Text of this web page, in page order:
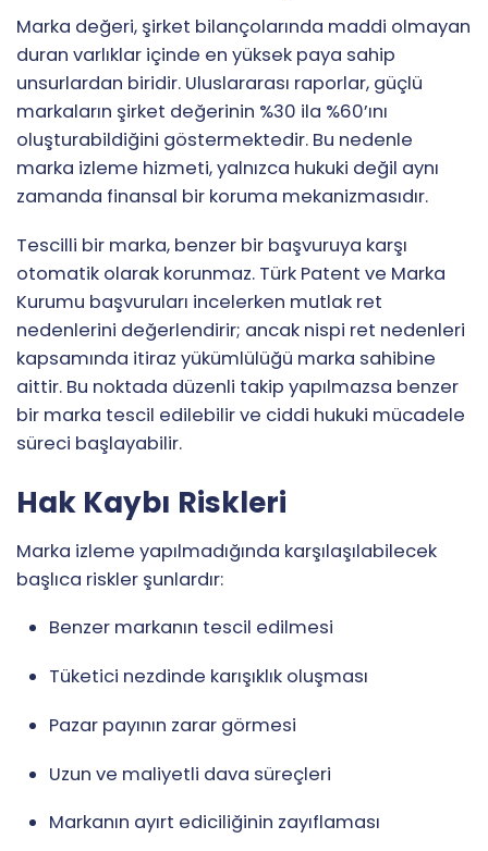
Marka değeri, şirket bilançolarında maddi olmayan
duran varlıklar içinde en yüksek paya sahip
unsurlardan biridir. Uluslararası raporlar, güçlü
markaların şirket değerinin %30 ila %60’ını
oluşturabildiğini göstermektedir. Bu nedenle
marka izleme hizmeti, yalnızca hukuki değil aynı
zamanda finansal bir koruma mekanizmasıdır.
Tescilli bir marka, benzer bir başvuruya karşı
otomatik olarak korunmaz. Türk Patent ve Marka
Kurumu başvuruları incelerken mutlak ret
nedenlerini değerlendirir; ancak nispi ret nedenleri
kapsamında itiraz yükümlülüğü marka sahibine
aittir. Bu noktada düzenli takip yapılmazsa benzer
bir marka tescil edilebilir ve ciddi hukuki mücadele
süreci başlayabilir.
Hak Kaybı Riskleri
Marka izleme yapılmadığında karşılaşılabilecek
başlıca riskler şunlardır:
Benzer markanın tescil edilmesi
Tüketici nezdinde karışıklık oluşması
Pazar payının zarar görmesi
Uzun ve maliyetli dava süreçleri
Markanın ayırt ediciliğinin zayıflaması